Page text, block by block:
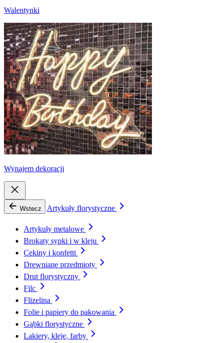
Walentynki
Wynajem dekoracji
Wstecz Artykuły florystyczne
Artykuły metalowe
Brokaty sypki i w kleju
Cekiny i konfetti
Drewniane przedmioty
Drut florystyczny
Filc
Flizelina
Folie i papiery do pakowania
Gąbki florystyczne
Lakiery, kleje, farby